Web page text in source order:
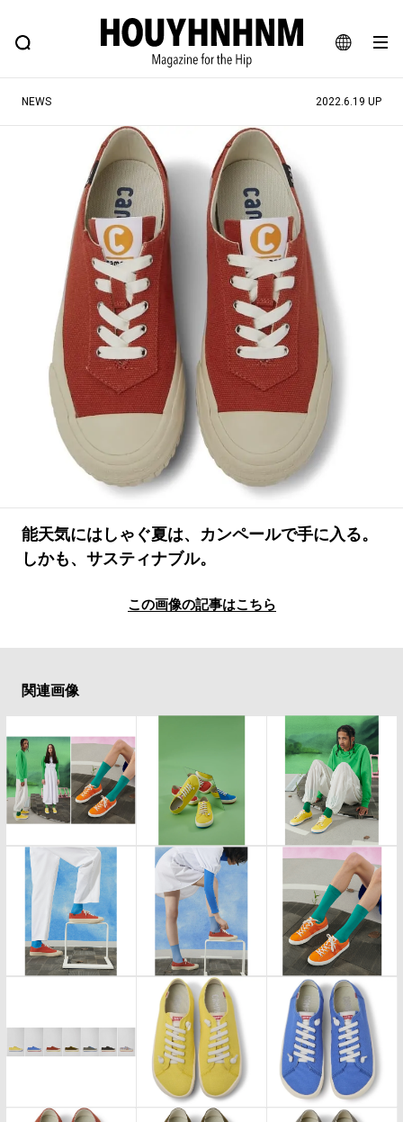
JA
EN
FEATURE BLOG SNAP
ヒップなファッション、カルチャー、ライフスタイルWEBマガジン
#注目のタグ
#SHOPPING ADDICT #憧れの逸品
#ESSENTIAL DESIGNS #古着サミット
#NEW VINTAGE #マイナーグッド図鑑
#路地裏てぃーん。 #MONTHLY JOURNAL
#GH 銘品の所以 #フイナムのYouTube
#Commune H #FOCUS IT #AH.H
#ととけん #FASHION #MUSIC #MOVIE
#LIFESTYLE #SNEAKER #OUTDOOR
#SPORTS #HANDSOME HANDBOOK
NEWS 2022.6.19 UP
能天気にはしゃぐ夏は、カンペールで手に入る。
しかも、サスティナブル。
この画像の記事はこちら
関連画像